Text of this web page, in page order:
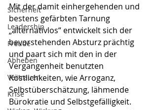
Sicherheit
Leadership
Freude
Abheben
Vertrauen
Krise
Mit der damit einhergehenden und
bestens gefärbten Tarnung
„alternativlos“ entwickelt sich der
bevorstehenden Absturz prächtig
und paart sich mit den in der
Vergangenheit benutzten
Köstlichkeiten, wie Arroganz,
Selbstüberschätzung, lähmende
Bürokratie und Selbstgefälligkeit.